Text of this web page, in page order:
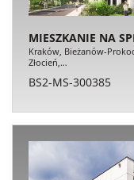
MIESZKANIE NA
Kraków, Bieżanów-
Złocień,…
BS2-MS-300385